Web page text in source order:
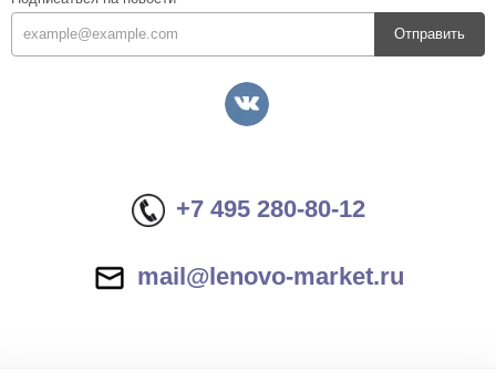
Отправить
+7 495 280-80-12
mail@lenovo-market.ru